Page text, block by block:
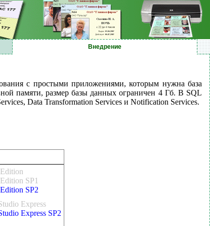
Внедрение
с простыми приложениями, которым нужна база
памяти, размер базы данных ограничен 4 Гб. В SQL
Data Transformation Services и Notification Services.
SP1
SP2
Express
Express SP2